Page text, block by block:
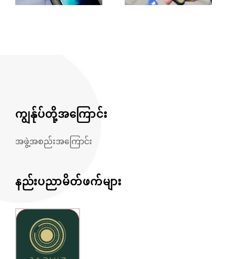
ကျွန်ုပ်တို့အကြောင်း
အဖွဲ့အစည်းအကြောင်း
နည်းပညာမိတ်ဖက်များ